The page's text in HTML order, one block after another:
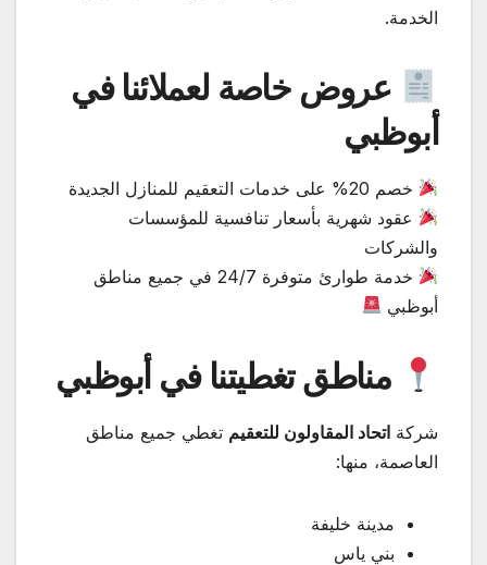
الخدمة.
عروض خاصة لعملائنا في
أبوظبي
خصم 20% على خدمات التعقيم للمنازل الجديدة
عقود شهرية بأسعار تنافسية للمؤسسات
والشركات
خدمة طوارئ متوفرة 24/7 في جميع مناطق
أبوظبي
مناطق تغطيتنا في أبوظبي
شركة اتحاد المقاولون للتعقيم تغطي جميع مناطق
العاصمة، منها:
مدينة خليفة
بني ياس